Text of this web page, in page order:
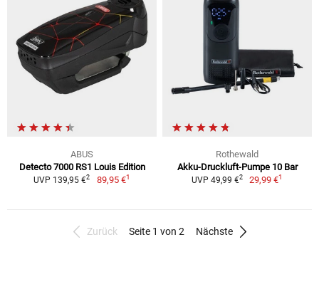
ABUS
Detecto 7000 RS1 Louis Edition
UVP 139,95 €2 89,95 €1
Rothewald
Akku-Druckluft-Pumpe 10 Bar
UVP 49,99 €2 29,99 €1
Zurück Seite 1 von 2 Nächste